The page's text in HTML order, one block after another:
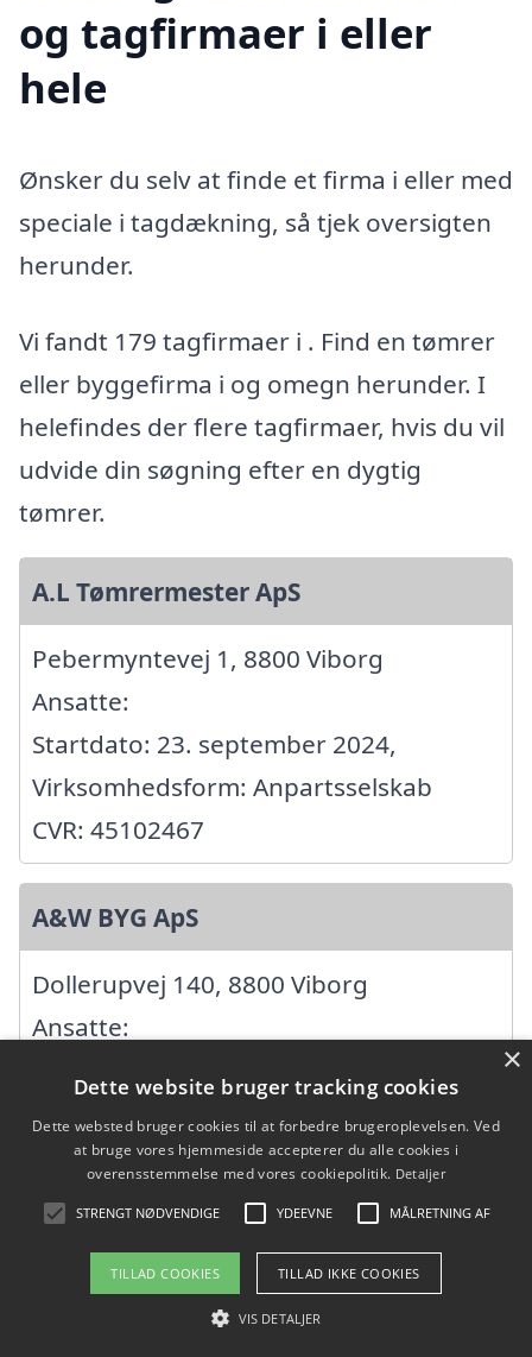
og tagfirmaer i eller
hele
Ønsker du selv at finde et firma i eller med
speciale i tagdækning, så tjek oversigten
herunder.
Vi fandt 179 tagfirmaer i . Find en tømrer
eller byggefirma i og omegn herunder. I
helefindes der flere tagfirmaer, hvis du vil
udvide din søgning efter en dygtig
tømrer.
A.L Tømrermester ApS
Pebermyntevej 1, 8800 Viborg
Ansatte:
Startdato: 23. september 2024,
Virksomhedsform: Anpartsselskab
CVR: 45102467
A&W BYG ApS
Dollerupvej 140, 8800 Viborg
Ansatte:
Virksomhedsform: Anpartsselskab
CVR: 44687186
Gothersgade 7, 8800 Viborg
×
Dette website bruger tracking cookies
Dette websted bruger cookies til at forbedre brugeroplevelsen. Ved
at bruge vores hjemmeside accepterer du alle cookies i
overensstemmelse med vores cookiepolitik. Detaljer
STRENGT NØDVENDIGE YDEEVNE MÅLRETNING AF
TILLAD COOKIES TILLAD IKKE COOKIES
VIS DETALJER